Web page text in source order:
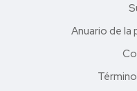
Anuario de la